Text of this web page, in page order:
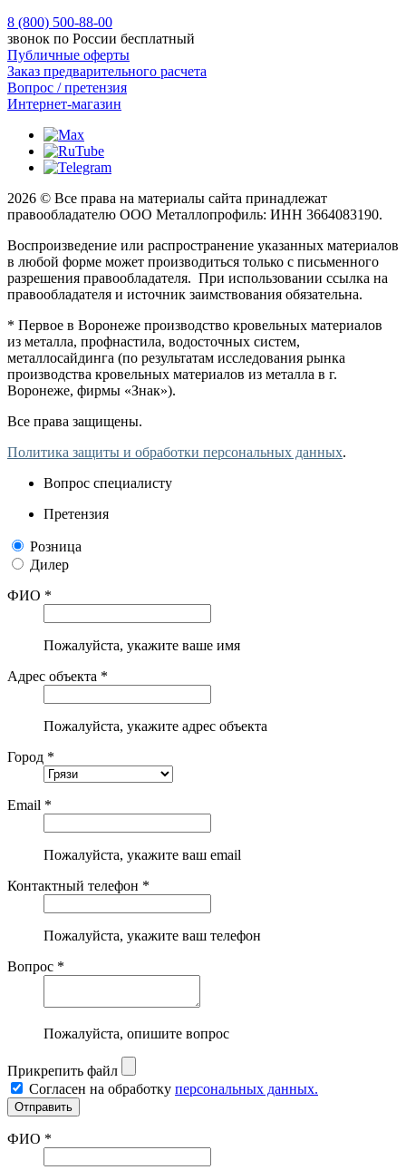
8 (800) 500-88-00
звонок по России бесплатный
Публичные оферты
Заказ предварительного расчета
Вопрос / претензия
Интернет-магазин
2026 © Все права на материалы сайта принадлежат
правообладателю ООО Металлопрофиль: ИНН 3664083190.
Воспроизведение или распространение указанных материалов
в любой форме может производиться только с письменного
разрешения правообладателя. При использовании ссылка на
правообладателя и источник заимствования обязательна.
* Первое в Воронеже производство кровельных материалов
из металла, профнастила, водосточных систем,
металлосайдинга (по результатам исследования рынка
производства кровельных материалов из металла в г.
Воронеже, фирмы «Знак»).
Все права защищены.
Политика защиты и обработки персональных данных.
Вопрос специалисту
Претензия
Розница
Дилер
ФИО *
Пожалуйста, укажите ваше имя
Адрес объекта *
Пожалуйста, укажите адрес объекта
Город *
Email *
Пожалуйста, укажите ваш email
Контактный телефон *
Пожалуйста, укажите ваш телефон
Вопрос *
Пожалуйста, опишите вопрос
Прикрепить файл
Согласен на обработку персональных данных.
ФИО *